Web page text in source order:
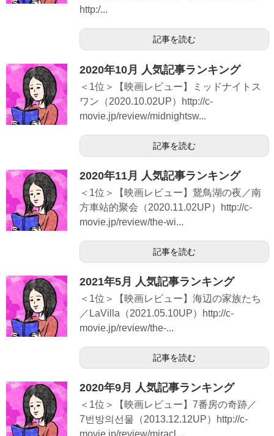
http:/...
記事を読む
2020年10月 人気記事ランキング
＜1位＞【映画レビュー】ミッドナイトス
ワン（2020.10.02UP）http://c-
movie.jp/review/midnightsw...
記事を読む
2020年11月 人気記事ランキング
＜1位＞【映画レビュー】鵞鳥湖の夜／南
方車站的聚会（2020.11.02UP）http://c-
movie.jp/review/the-wi...
記事を読む
2021年5月 人気記事ランキング
＜1位＞【映画レビュー】海辺の家族たち
／LaVilla（2021.05.10UP）http://c-
movie.jp/review/the-...
記事を読む
2020年9月 人気記事ランキング
＜1位＞【映画レビュー】7番房の奇跡／
7번방의선물（2013.12.12UP）http://c-